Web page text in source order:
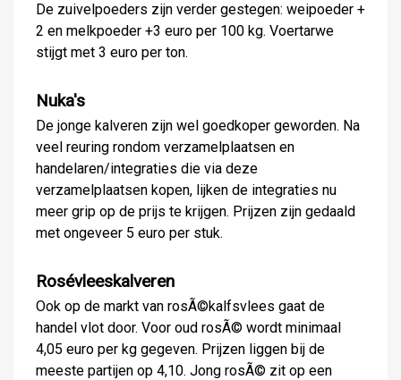
De zuivelpoeders zijn verder gestegen: weipoeder +
2 en melkpoeder +3 euro per 100 kg. Voertarwe
stijgt met 3 euro per ton.
Nuka's
De jonge kalveren zijn wel goedkoper geworden. Na
veel reuring rondom verzamelplaatsen en
handelaren/integraties die via deze
verzamelplaatsen kopen, lijken de integraties nu
meer grip op de prijs te krijgen. Prijzen zijn gedaald
met ongeveer 5 euro per stuk.
Rosévleeskalveren
Ook op de markt van rosÃ©kalfsvlees gaat de
handel vlot door. Voor oud rosÃ© wordt minimaal
4,05 euro per kg gegeven. Prijzen liggen bij de
meeste partijen op 4,10. Jong rosÃ© zit op een